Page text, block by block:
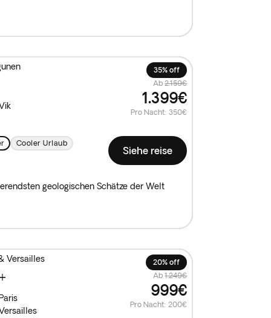
35% off
Ab 2.159€
1.399€
Pro Nacht:350€
Cooler Urlaub
Siehe reise
geologischen Schätze der Welt
20% off
Ab 1.249€
999€
Pro Nacht: 200€
Versailles